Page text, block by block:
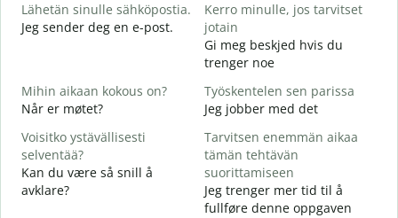
Lähetän sinulle sähköpostia.
Jeg sender deg en e-post.
Kerro minulle, jos tarvitset
jotain
Gi meg beskjed hvis du
trenger noe
Mihin aikaan kokous on?
Når er møtet?
Työskentelen sen parissa
Jeg jobber med det
Voisitko ystävällisesti
selventää?
Kan du være så snill å
avklare?
Tarvitsen enemmän aikaa
tämän tehtävän
suorittamiseen
Jeg trenger mer tid til å
fullføre denne oppgaven